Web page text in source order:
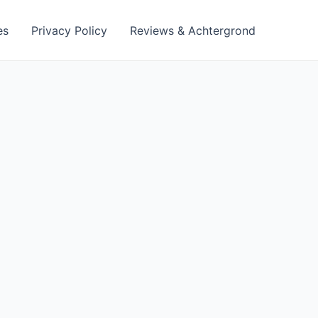
Privacy Policy Reviews & Achtergrond